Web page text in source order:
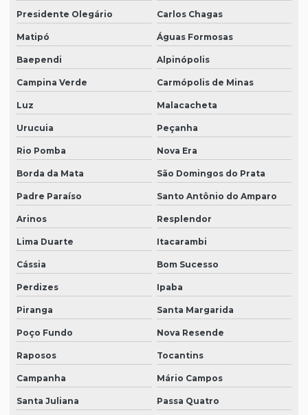
Presidente Olegário Carlos Chagas
Matipó Águas Formosas
Baependi Alpinópolis
Campina Verde Carmópolis de Minas
Luz Malacacheta
Urucuia Peçanha
Rio Pomba Nova Era
Borda da Mata São Domingos do Prata
Padre Paraíso Santo Antônio do Amparo
Arinos Resplendor
Lima Duarte Itacarambi
Cássia Bom Sucesso
Perdizes Ipaba
Piranga Santa Margarida
Poço Fundo Nova Resende
Raposos Tocantins
Campanha Mário Campos
Santa Juliana Passa Quatro